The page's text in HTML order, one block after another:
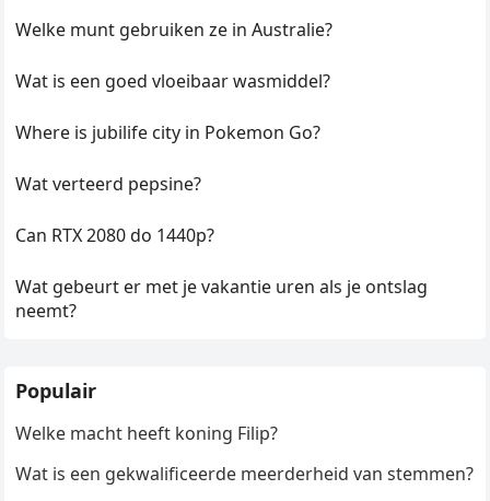
Welke munt gebruiken ze in Australie?
Wat is een goed vloeibaar wasmiddel?
Where is jubilife city in Pokemon Go?
Wat verteerd pepsine?
Can RTX 2080 do 1440p?
Wat gebeurt er met je vakantie uren als je ontslag
neemt?
Populair
Welke macht heeft koning Filip?
Wat is een gekwalificeerde meerderheid van stemmen?